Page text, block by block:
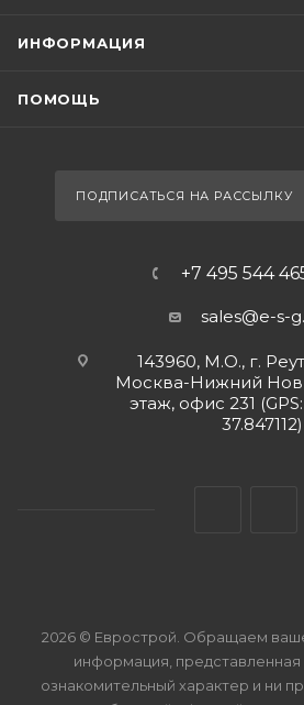
ИНФОРМАЦИЯ
ПОМОЩЬ
ПОДПИСАТЬСЯ НА РАССЫЛКУ
+7 495 544
sales@e-s-
143960, М.О., г.
Москва-Нижний
этаж, офис 231
37.847112)
2026 © Еврострой. Обращаем
информация, представленная
ознакомительный характер и ни